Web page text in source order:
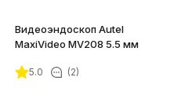
Видеоэндоскоп Autel
MaxiVideo MV208 5.5 мм
5.0 (2)